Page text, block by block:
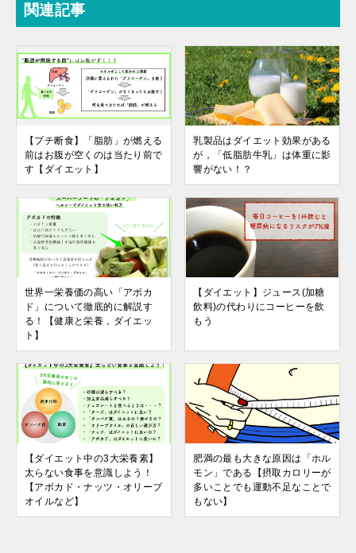
関連記事
【プチ断食】「脂肪」が燃える
前はお腹が空くのは当たり前で
す【ダイエット】
乳製品はダイエット効果がある
が，「低脂肪牛乳」は体重に影
響がない！？
世界一栄養価の高い「アボカ
ド」について徹底的に解説す
る！【健康と栄養，ダイエッ
ト】
【ダイエット】ジュース(加糖
飲料)の代わりにコーヒーを飲
もう
【ダイエット中の3大栄養素】
太らない食事を意識しよう！
【アボカド・ナッツ・オリーブ
オイルなど】
肥満の最も大きな原因は「ホル
モン」である【摂取カロリーが
多いことでも運動不足なことで
もない】